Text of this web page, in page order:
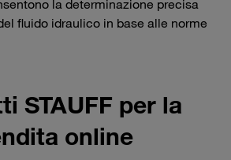
la determinazione precisa
fluido idraulico in base alle norme
STAUFF per la
online